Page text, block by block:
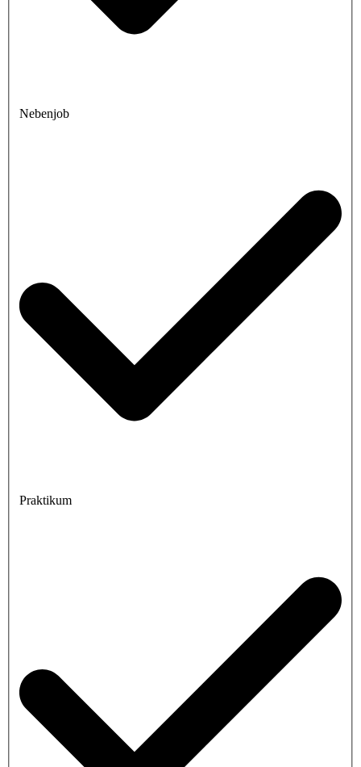
Nebenjob
Praktikum